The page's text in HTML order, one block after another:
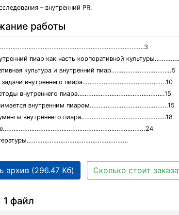
– внутренний PR.
работы
пиар как часть корпоративной
культура и внутренний пиар…………………………….5
задачи внутреннего пиара………………………………………..10
внутреннего пиара………………………………………….15
внутренним пиаром……………………………………..15
внутреннего пиара…………………………………………18
архив (296.47 Кб) Сколько стоит
файл